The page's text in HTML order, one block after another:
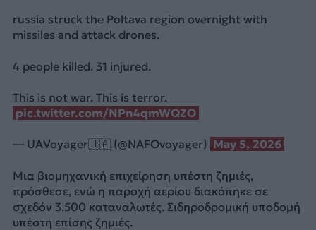
russia struck the Poltava region overnight with
missiles and attack drones.
4 people killed. 31 injured.
This is not war. This is terror.
pic.twitter.com/NPn4qmWQZO
— UAVoyager🇺🇦 (@NAFOvoyager) May 5, 2026
Μια βιομηχανική επιχείρηση υπέστη ζημιές,
πρόσθεσε, ενώ η παροχή αερίου διακόπηκε σε
σχεδόν 3.500 καταναλωτές. Σιδηροδρομική υποδομή
υπέστη επίσης ζημιές.